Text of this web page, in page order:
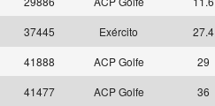
37445 Exército 27.4
41888 ACP Golfe 29
41477 ACP Golfe 36